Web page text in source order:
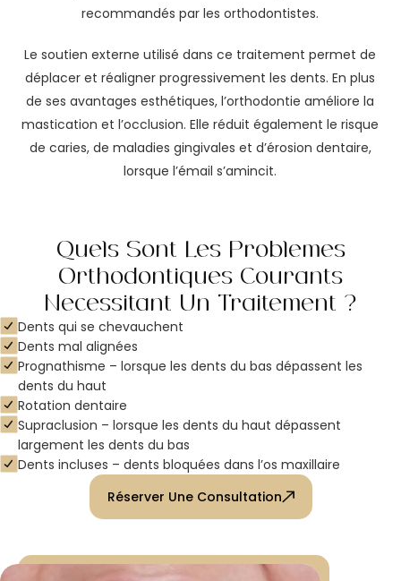
recommandés par les orthodontistes.
Le soutien externe utilisé dans ce traitement permet de
déplacer et réaligner progressivement les dents. En plus
de ses avantages esthétiques, l’orthodontie améliore la
mastication et l’occlusion. Elle réduit également le risque
de caries, de maladies gingivales et d’érosion dentaire,
lorsque l’émail s’amincit.
Quels Sont Les Problèmes
Orthodontiques Courants
Nécessitant Un Traitement ?
Dents qui se chevauchent
Dents mal alignées
Prognathisme – lorsque les dents du bas dépassent les
dents du haut
Rotation dentaire
Supraclusion – lorsque les dents du haut dépassent
largement les dents du bas
Dents incluses – dents bloquées dans l’os maxillaire
Réserver Une Consultation